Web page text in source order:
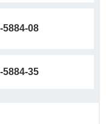
5884-08
5884-35